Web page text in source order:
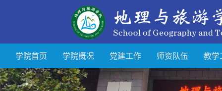
学院首页 学院概况 党建工作 师资队伍 教学